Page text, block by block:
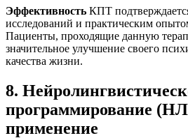
Эффективность КПТ
исследований и практическим
Пациенты, проходящие данную
значительное улучшение своего
качества жизни.
8.
программирование
применение